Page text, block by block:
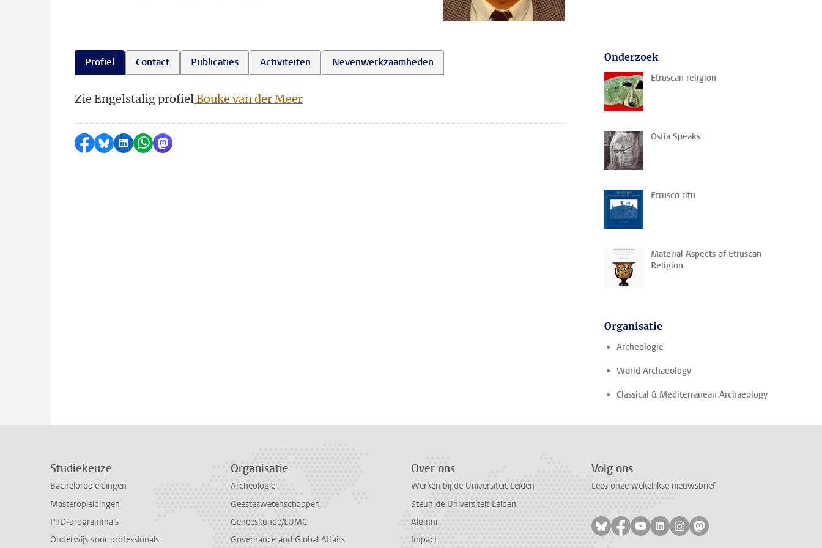
Profiel Contact Publicaties Activiteiten Nevenwerkzaamheden
Zie Engelstalig profielBouke van der Meer
Delen op Facebook
Delen via Bluesky
Delen op LinkedIn
Delen via WhatsApp
Delen via Mastodon
Onderzoek
Etruscan religion
Ostia Speaks
Etrusco ritu
Material Aspects of Etruscan
Religion
Organisatie
Archeologie
World Archaeology
Classical & Mediterranean Archaeology
Studiekeuze
Bacheloropleidingen
Masteropleidingen
PhD-programma's
Onderwijs voor professionals
Organisatie
Archeologie
Geesteswetenschappen
Geneeskunde/LUMC
Governance and Global Affairs
Over ons
Werken bij de Universiteit Leiden
Steun de Universiteit Leiden
Alumni
Impact
Volg ons
Lees onze wekelijkse nieuwsbrief
Volg ons op bluesky
Volg ons op facebook
Volg ons op youtube
Volg ons op linkedin
Volg ons op instagram
Volg ons op mastodon